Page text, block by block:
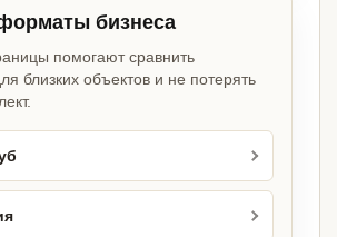
бизнеса
помогают сравнить
близких объектов и не потерять